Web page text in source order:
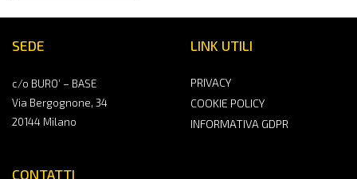
SEDE
c/o BURO’ – BASE
Via Bergognone, 34
20144 Milano
CONTATTI
LINK UTILI
PRIVACY
COOKIE POLICY
INFORMATIVA GDPR